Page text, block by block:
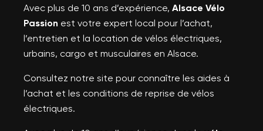
Avec plus de 10 ans d’expérience, Alsace Vélo
Passion est votre expert local pour l’achat,
l’entretien et la location de vélos électriques,
urbains, cargo et musculaires en Alsace.
Consultez notre site pour connaître les aides à
l’achat et les conditions de reprise de vélos
électriques.